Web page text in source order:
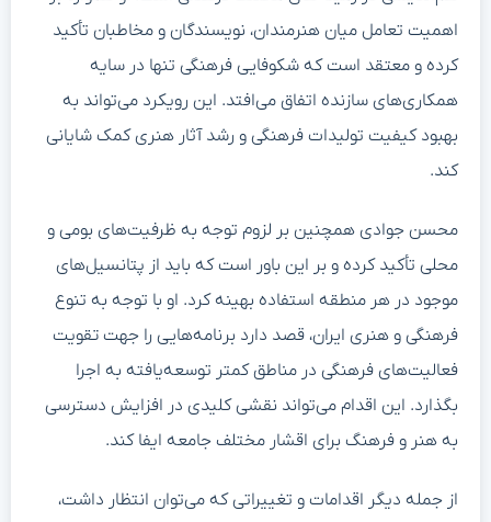
اهمیت تعامل میان هنرمندان، نویسندگان و مخاطبان تأکید
کرده و معتقد است که شکوفایی فرهنگی تنها در سایه
همکاری‌های سازنده اتفاق می‌افتد. این رویکرد می‌تواند به
بهبود کیفیت تولیدات فرهنگی و رشد آثار هنری کمک شایانی
کند.
محسن جوادی همچنین بر لزوم توجه به ظرفیت‌های بومی و
محلی تأکید کرده و بر این باور است که باید از پتانسیل‌های
موجود در هر منطقه استفاده بهینه کرد. او با توجه به تنوع
فرهنگی و هنری ایران، قصد دارد برنامه‌هایی را جهت تقویت
فعالیت‌های فرهنگی در مناطق کمتر توسعه‌یافته به اجرا
بگذارد. این اقدام می‌تواند نقشی کلیدی در افزایش دسترسی
به هنر و فرهنگ برای اقشار مختلف جامعه ایفا کند.
از جمله دیگر اقدامات و تغییراتی که می‌توان انتظار داشت،